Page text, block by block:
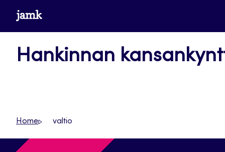
Siirrywww.jamk.fi
Hankinnan
Home valtio